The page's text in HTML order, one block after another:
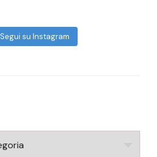
Segui su Instagram